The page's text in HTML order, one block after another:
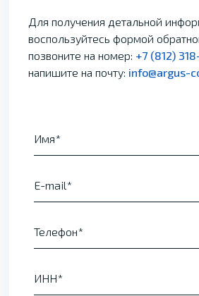
Для получения детальной
воспользуйтесь формой
позвоните на номер: +7 (812)
напишите на почту: info@argus-
Имя
E-mail
Телефон
ИНН